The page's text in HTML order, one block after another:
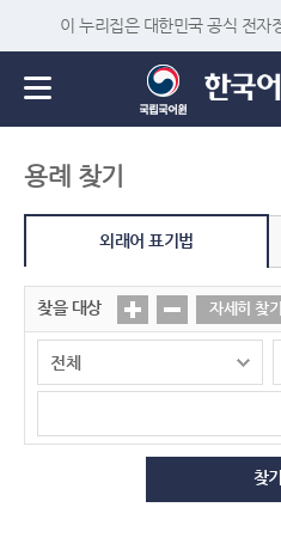
이 누리집은 대한민국 공식 전자
용례 찾기
외래어 표기법
찾을 대상 자세히 찾
찾기